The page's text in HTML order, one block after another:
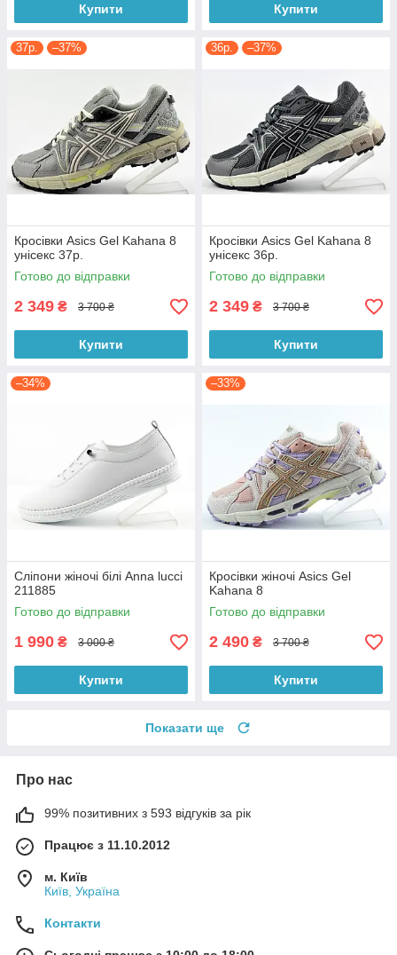
Купити Купити
37р. –37%
Кросівки Asics Gel Kahana 8
унісекс 37р.
Готово до відправки
2 349 ₴ 3 700 ₴
Купити
36р. –37%
Кросівки Asics Gel Kahana 8
унісекс 36р.
Готово до відправки
2 349 ₴ 3 700 ₴
Купити
–34%
Сліпони жіночі білі Anna lucci
211885
Готово до відправки
1 990 ₴ 3 000 ₴
Купити
–33%
Кросівки жіночі Asics Gel
Kahana 8
Готово до відправки
2 490 ₴ 3 700 ₴
Купити
Показати ще
Про нас
99% позитивних з 593 відгуків за рік
Працює з 11.10.2012
м. Київ
Київ, Україна
Контакти